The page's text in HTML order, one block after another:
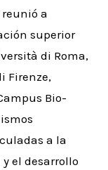
a
superior
di Roma,
Firenze,
Bio-
a la
el desarrollo